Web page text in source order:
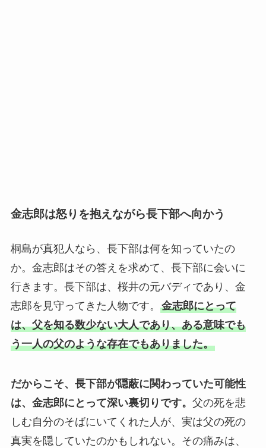
金志郎は怒りを抱えながら長下部へ向かう
桐島が真犯人なら、長下部は何を知っていたの
か。金志郎はその答えを求めて、長下部に会いに
行きます。長下部は、桜井の元バディであり、金
志郎を見守ってきた人物です。 金志郎にとって
は、父を知る数少ない大人であり、ある意味でも
う一人の父のような存在でもありました。
だからこそ、長下部が隠蔽に関わっていた可能性
は、金志郎にとって深い裏切りです。 父の死を悲
しむ自分のそばにいてくれた人が、実は父の死の
真実を隠していたのかもしれない。その痛みは、